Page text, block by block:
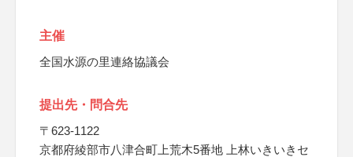
主催
全国水源の里連絡協議会
提出先・問合先
〒623-1122
京都府綾部市八津合町上荒木5番地 上林いきいきセ